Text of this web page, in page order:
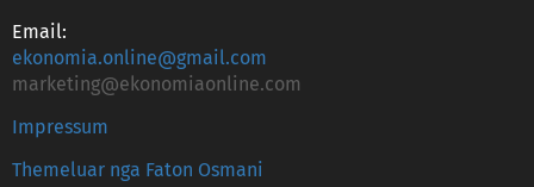
Email:
ekonomia.online@gmail.com
marketing@ekonomiaonline.com
Impressum
Themeluar nga Faton Osmani